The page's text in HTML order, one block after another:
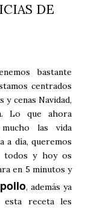
DE
bastante
centrados
cenas Navidad,
Lo que ahora
las vida
a día, queremos
todos y hoy os
en 5 minutos y
, además ya
esta receta les